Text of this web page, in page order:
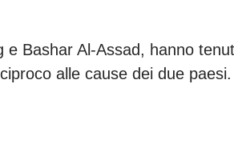
e Bashar Al-Assad, hanno
alle cause dei due paesi.